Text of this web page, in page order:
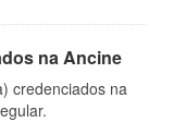
na Ancine
credenciados na